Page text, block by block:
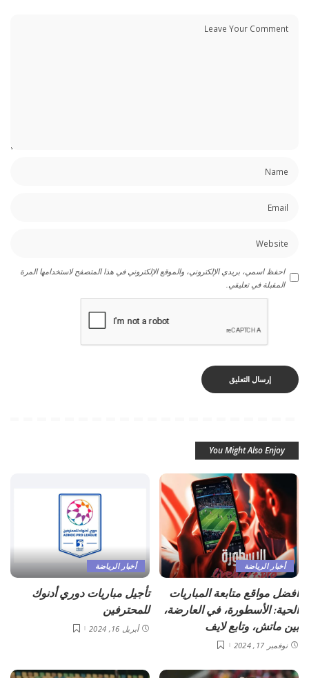
احفظ اسمي، بريدي الإلكتروني، والموقع الإلكتروني في هذا المتصفح لاستخدامها المرة
المقبلة في تعليقي.
You Might Also Enjoy
أخبار الرياضة
أفضل مواقع متابعة المباريات
الحية: الأسطورة، في العارضة،
بين ماتش، وتابع لايف
نوفمبر 17, 2024
أخبار الرياضة
تأجيل مباريات دوري أدنوك
للمحترفين
أبريل 16, 2024